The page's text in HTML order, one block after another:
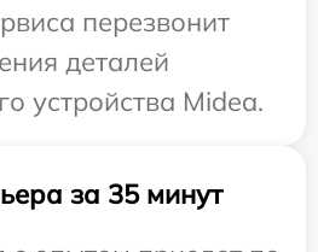
перезвонит
деталей
устройства Midea.
за 35 минут